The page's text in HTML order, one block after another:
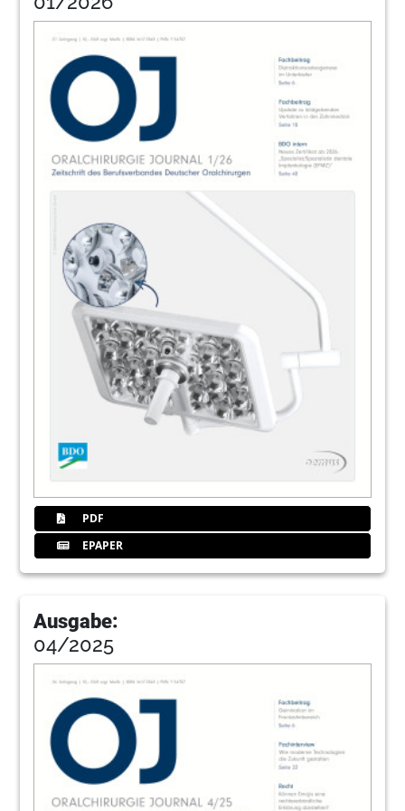
Fortbildungsveranstaltungen des BDO
2020
Redaktion
39Oralchirurgie im November in Berlin: BDO
lädt zur 37. Jahrestagung ein
40Ein Leben für die Implantologie: Dr. Karl-
Ludwig Ackermann verstorben
Deutsche Gesellschaft für Implantologie e.V.
(DGI)
News
Redaktion
Kongresse, Kurse und Symposien/
Impressum
Redaktion
Adressenverzeichnis Berufsverband
Deutscher Oralchirurgen (BDO)
Redaktion
44Dentsply Sirona
PDF
EPAPER
Ausgabe:
04/2025